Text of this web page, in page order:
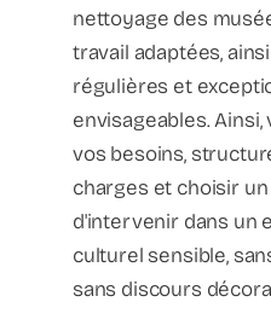
nettoyage des
travail adaptées,
régulières et
envisageables.
vos besoins,
charges et choisir
d'intervenir dans un
culturel sensible,
sans discours